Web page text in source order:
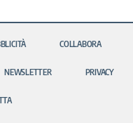
COLLABORA
NEWSLETTER PRIVACY